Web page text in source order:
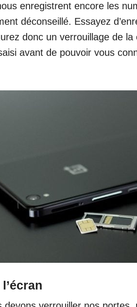
enregistrent encore les
déconseillé. Essayez
donc un verrouillage de
avant de pouvoir vous